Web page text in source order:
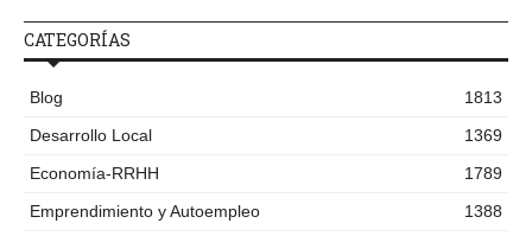
CATEGORÍAS
Blog
1813
Desarrollo Local
1369
Economía-RRHH
1789
Emprendimiento y Autoempleo
1388